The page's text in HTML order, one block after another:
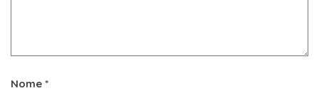
Nome *